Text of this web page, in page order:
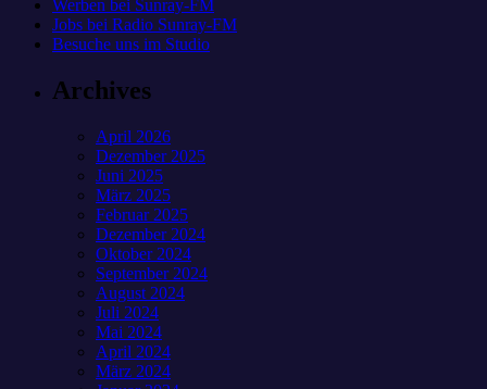
Werben bei Sunray-FM
Jobs bei Radio Sunray-FM
Besuche uns im Studio
Archives
April 2026
Dezember 2025
Juni 2025
März 2025
Februar 2025
Dezember 2024
Oktober 2024
September 2024
August 2024
Juli 2024
Mai 2024
April 2024
März 2024